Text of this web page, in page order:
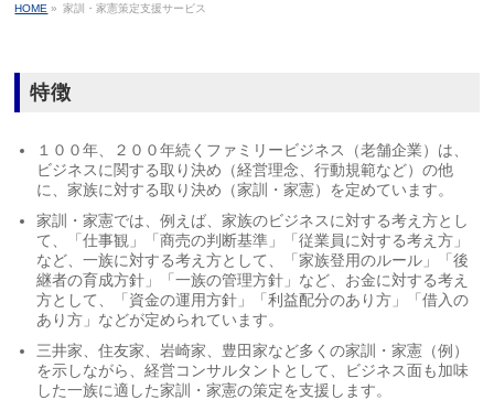
HOME » 家訓・家憲策定支援サービス
特徴
１００年、２００年続くファミリービジネス（老舗企業）は、
ビジネスに関する取り決め（経営理念、行動規範など）の他
に、家族に対する取り決め（家訓・家憲）を定めています。
家訓・家憲では、例えば、家族のビジネスに対する考え方とし
て、「仕事観」「商売の判断基準」「従業員に対する考え方」
など、一族に対する考え方として、「家族登用のルール」「後
継者の育成方針」「一族の管理方針」など、お金に対する考え
方として、「資金の運用方針」「利益配分のあり方」「借入の
あり方」などが定められています。
三井家、住友家、岩崎家、豊田家など多くの家訓・家憲（例）
を示しながら、経営コンサルタントとして、ビジネス面も加味
した一族に適した家訓・家憲の策定を支援します。